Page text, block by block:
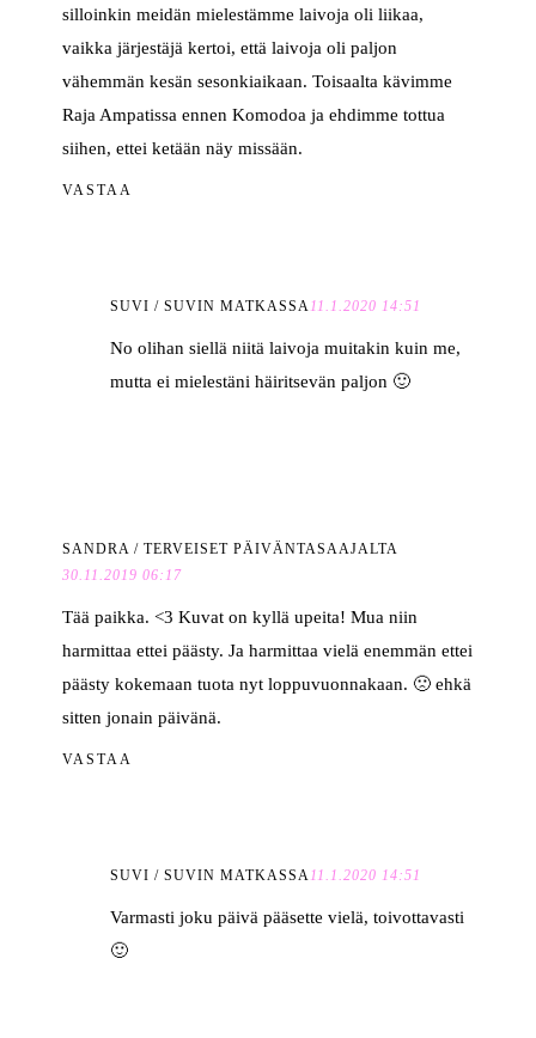
silloinkin meidän mielestämme laivoja oli liikaa,
vaikka järjestäjä kertoi, että laivoja oli paljon
vähemmän kesän sesonkiaikaan. Toisaalta kävimme
Raja Ampatissa ennen Komodoa ja ehdimme tottua
siihen, ettei ketään näy missään.
VASTAA
SUVI / SUVIN MATKASSA11.1.2020 14:51
No olihan siellä niitä laivoja muitakin kuin me,
mutta ei mielestäni häiritsevän paljon 🙂
SANDRA / TERVEISET PÄIVÄNTASAAJALTA
30.11.2019 06:17
Tää paikka. <3 Kuvat on kyllä upeita! Mua niin
harmittaa ettei päästy. Ja harmittaa vielä enemmän ettei
päästy kokemaan tuota nyt loppuvuonnakaan. 🙁 ehkä
sitten jonain päivänä.
VASTAA
SUVI / SUVIN MATKASSA11.1.2020 14:51
Varmasti joku päivä pääsette vielä, toivottavasti
🙂